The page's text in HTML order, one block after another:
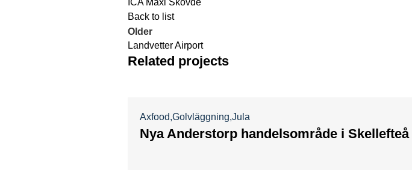
ICA Maxi Skövde
Back to list
Older
Landvetter Airport
Related projects
Axfood Golvläggning Jula
Nya Anderstorp handelsområde i Skellefteå